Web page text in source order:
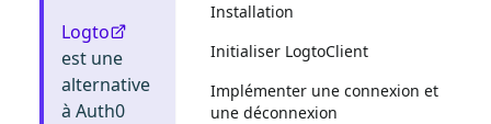
Logto
est une
alternative
à Auth0
Installation
Initialiser LogtoClient
Implémenter une connexion et
une déconnexion